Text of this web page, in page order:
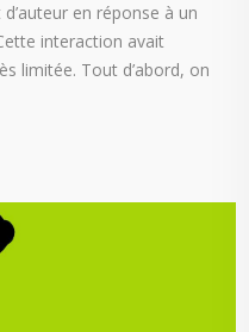
en réponse à un
interaction avait
limitée. Tout d’abord, on